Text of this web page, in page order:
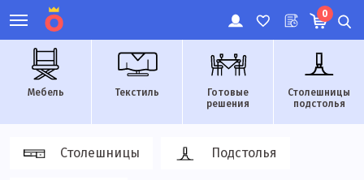
0
Мебель Текстиль
Готовые
решения
Столешницы
подстолья
Столешницы Подстолья